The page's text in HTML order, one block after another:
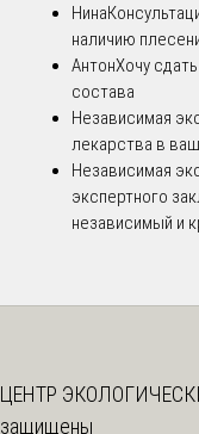
Нина
наличию
АнтонХочу
состава
Независимая
лекарства в
Независимая
экспертного
независимый и
ЦЕНТР
защищены